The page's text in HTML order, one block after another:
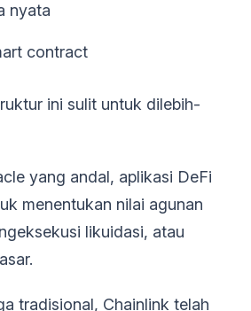
nyata
contract
ini sulit untuk dilebih-
yang andal, aplikasi DeFi
menentukan nilai agunan
likuidasi, atau
tradisional, Chainlink telah